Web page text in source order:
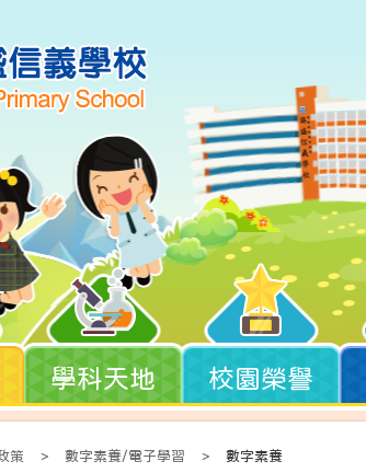
學科天地 校園榮譽
策 > 數字素養/電子學習 > 數字素養